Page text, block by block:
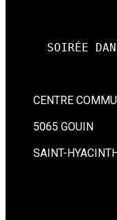
SOIRÉE
CENTRE
5065 GOUIN
SAINT-